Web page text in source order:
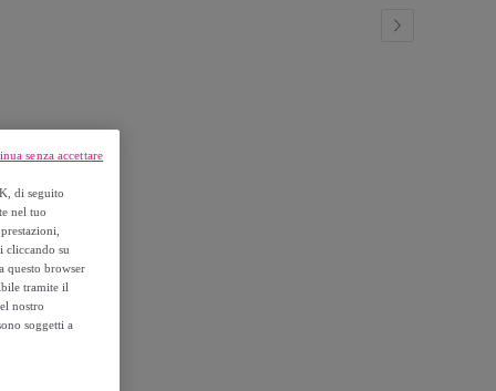
di seguito
nel tuo
cliccando su
questo browser
tramite il
nostro
soggetti a
senza accettare